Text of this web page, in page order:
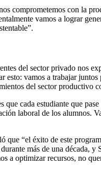
comprometemos con la
vamos a lograr
del sector privado nos
vamos a trabajar
del sector productivo
cada estudiante que
laboral de los alumnos.
“el éxito de este
más de una década,
a optimizar recursos, no